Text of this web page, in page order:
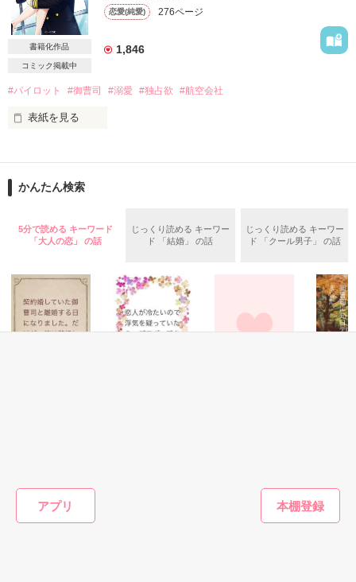
アプリ
離婚までカウントダウンだったのに
契約結婚は予定外の無期限延長――！？
*･゜ﾟ･*:.｡..｡.:*･*:ﾟ･*:.｡. .｡.:*･゜ﾟ･**･゜ﾟ･*:
2022. 4.28 完結・公開
ひとりで息子を育てていた私の前に姿を現した彼は
熱い眼差しを向けてくる。
求愛に戸惑う私を息子ごと優しく包み込む彼に
「結婚するなら、
気持ちが止められなくなるほど
作品を読む
書籍化作品
コミック掲載中
恋愛(純愛) 276ページ
1,846
#パイロット #御曹司 #溺愛 #独占欲 #航空会社
表紙を見る
水樹砂羽には、同会社で憧れの人がいる。
最年少機長で航空会社の御曹司である桜宮朝陽氏。
彼はCAからも絶大な人気。
『わけがわからないんですが……』
『俺を知って』
まこまこちー様
KISS MY様
ukoco様
かんたん検索
5分で読める キーワード
「大人の恋」 の話
じっくり読める キーワー
ド 「結婚」 の話
じっくり読める キーワー
ド 「クール男子」 の話
す。
もっと見る
かんたん検索の条件を変える